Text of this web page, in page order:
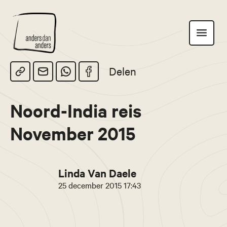
Anders
dan
Anders
Toon
navigatie
Delen
Noord-India reis
November 2015
Linda Van Daele
25 december 2015 17:43